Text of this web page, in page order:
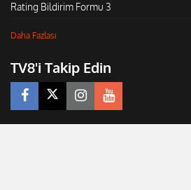
Rating Bildirim Formu 3
Daha Fazlası
TV8'i Takip Edin